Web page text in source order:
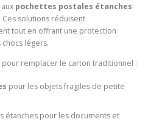
pochettes postales étanches
solutions réduisent
tout en offrant une protection
légers.
pour remplacer le carton traditionnel :
pour les objets fragiles de petite
étanches pour les documents et